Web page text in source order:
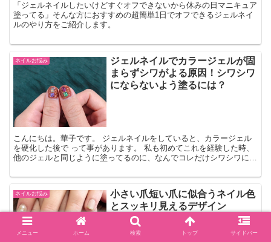
「ジェルネイルしたいけどすぐオフできないから休みの日マニキュア
塗ってる」そんな方におすすめの超簡単1日でオフできるジェルネイ
ルのやり方をご紹介します。
ネイルお悩み
ジェルネイルでカラージェルが固
まらずシワがよる原因！シワシワ
にならないよう塗るには？
こんにちは。華子です。 ジェルネイルをしていると、カラージェル
を硬化した後で って事があります。 私も初めてこれを経験した時、
他のジェルと同じように塗ってるのに、なんでコレだけシワシワにな
ネイルお悩み
小さい爪短い爪に似合うネイル色
とスッキリ見えるデザイン
メニュー ホーム 検索 トップ サイドバー